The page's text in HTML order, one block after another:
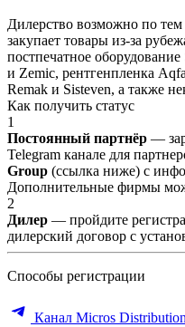
Дилерство возможно по
закупает товары из-за
постпечатное
и Zemic, рентгенпленка
Remak и Sisteven, а также
Как получить статус
1
Постоянный партнёр —
Telegram канале для
Group (ссылка ниже) с
Дополнительные фирмы
2
Дилер — пройдите
дилерский договор с
Способы регистрации
Канал Micros